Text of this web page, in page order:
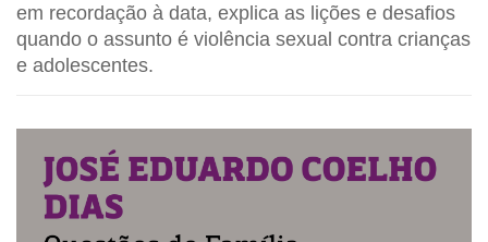
em recordação à data, explica as lições e desafios
quando o assunto é violência sexual contra crianças
e adolescentes.